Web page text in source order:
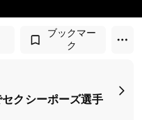
ブックマー
ク
クシーポーズ選手